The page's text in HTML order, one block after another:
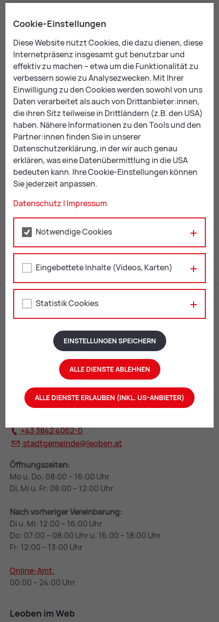
Dunja Valenti
Leiterin der Abteilung,
Datenschutzbeauftragte
+43 3842 4062-433
zentrale-dienste@leoben.at
Zu­ge­ord­ne­te Dienst­stel­len
Fach­be­reich Zen­tra­le Diens­te & IKT
Fach­be­reich IKT Schul­zen­tren
Re­fe­rat Pro­zes­se & Di­gi­ta­le Ak­ten, Ein­lauf­stel­le
Rathaus Leoben
Erzherzog Johann-Straße 2
8700 Leoben
+43 3842 4062-0
stadtgemeinde@leoben.at
Öffnungszeiten:
Mo u. Do: 08:00 – 16:00 Uhr
Di, Mi u. Fr: 08:00 – 12:00 Uhr
Nach vorheriger Vereinbarung:
Di u. Mi: 12:00 – 16:00 Uhr
Do: 07:00 – 08:00 Uhr u. 16:00 – 18:00 Uhr
Fr: 12:00 – 13:00 Uhr
Online-Amt:
00:00 – 24:00 Uhr
Leoben im Web
Cookie-Einstellungen
Diese Website nutzt Cookies, die dazu dienen, diese
Internetpräsenz insgesamt gut benutzbar und
effektiv zu machen – etwa um die Funktionalität zu
verbessern sowie zu Analysezwecken. Mit Ihrer
Einwilligung zu den Cookies werden sowohl von uns
Daten verarbeitet als auch von Drittanbieter:innen,
die ihren Sitz teilweise in Drittländern (z.B. den USA)
haben. Nähere Informationen zu den Tools und den
Partner:innen finden Sie in unserer
Datenschutzerklärung, in der wir auch genau
erklären, was eine Datenübermittlung in die USA
bedeuten kann. Ihre Cookie-Einstellungen können
Sie jederzeit anpassen.
Datenschutz | Impressum
Notwendige Cookies
Eingebettete Inhalte (Videos, Karten)
Statistik Cookies
EINSTELLUNGEN SPEICHERN
ALLE DIENSTE ABLEHNEN
ALLE DIENSTE ERLAUBEN (INKL. US-ANBIETER)